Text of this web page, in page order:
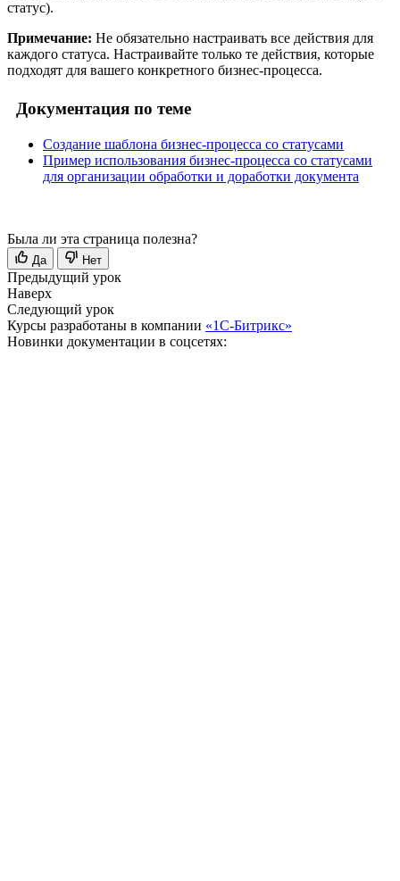
статус).
Примечание: Не обязательно настраивать все действия для
каждого статуса. Настраивайте только те действия, которые
подходят для вашего конкретного бизнес-процесса.
Документация по теме
Создание шаблона бизнес-процесса со статусами
Пример использования бизнес-процесса со статусами
для организации обработки и доработки документа
Была ли эта страница полезна?
Да Нет
Предыдущий урок
Наверх
Следующий урок
Курсы разработаны в компании «1С-Битрикс»
Новинки документации в соцсетях: